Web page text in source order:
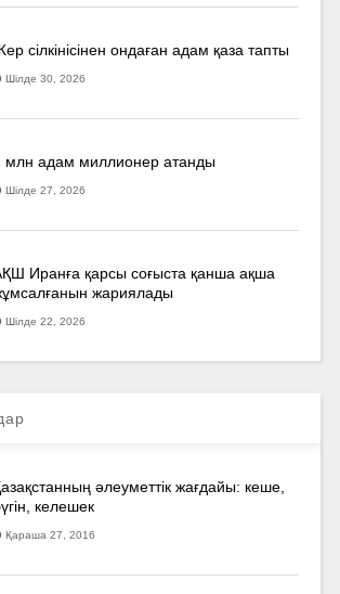
сілкінісінен ондаған адам қаза тапты
Шілде 30, 2026
млн адам миллионер атанды
Шілде 27, 2026
Иранға қарсы соғыста қанша ақша
жариялады
Шілде 22, 2026
әлеуметтік жағдайы: кеше,
келешек
Қараша 27, 2016